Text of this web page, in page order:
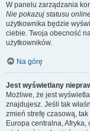
W panelu zarządzania
Nie pokazuj statusu
użytkownika będzie
ciebie. Twoja obecność
użytkowników.
Na górę
Jest wyświetlany
Możliwe, że jest
znajdujesz. Jeśli tak
zmień strefę czasową,
Europa centralna,